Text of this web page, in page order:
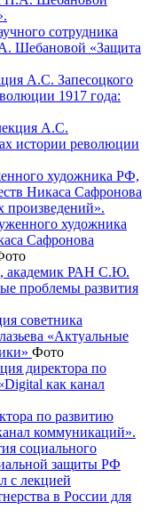
сотрудника
Шебановой «Защита
А.С.
истории революции
художника
Сафронова
советника
«Актуальные
Фото
по развитию
коммуникаций».